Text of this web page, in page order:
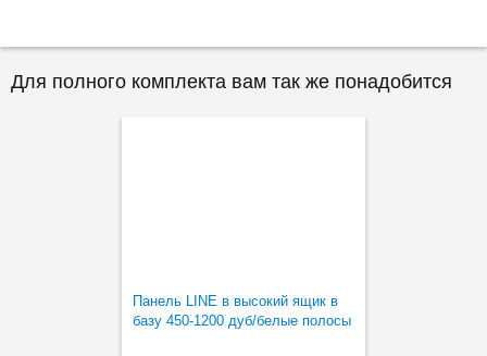
Для полного комплекта вам так же понадобится
Панель LINE в высокий ящик в
базу 450-1200 дуб/белые полосы